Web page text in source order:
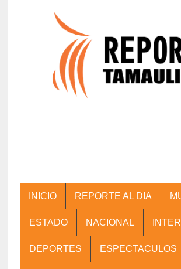
INICIO REPORTE AL DIA
ESTADO NACIONAL
DEPORTES ESPECTACULOS